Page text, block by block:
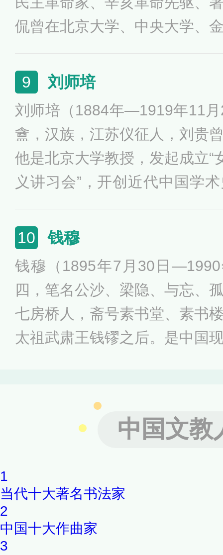
侃曾在北京大学、中央大学、
称他与章太炎为“乾嘉以来小学
文字学的承前启后人”。
9 刘师培
刘师培（1884年—1919年11
盦，汉族，江苏仪征人，刘贵
他是北京大学教授，发起成立“
义讲习会”，开创近代中国学
专著七十四种。其代表作品
《中国中古文学史讲义》、
《中古文学史》等。
10 钱穆
钱穆（1895年7月30日
四，笔名公沙、梁隐、与忘、
七房桥人，斋号素书堂、素书
太祖武肃王钱镠之后。是中国
为中国最后一位士大夫、国
垣、陈寅恪并称为“史学四大家
中国文教
1
当代十大著名书法家
2
中国十大作曲家
3